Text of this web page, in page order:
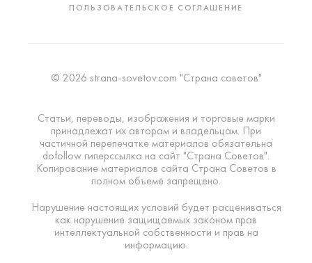
ПОЛЬЗОВАТЕЛЬСКОЕ СОГЛАШЕНИЕ
© 2026 strana-sovetov.com "Страна советов"
Статьи, переводы, изображения и торговые марки
принадлежат их авторам и владельцам. При
частичной перепечатке материалов обязательна
dofollow гиперссылка на сайт "Страна Советов".
Копирование материалов сайта Страна Советов в
полном объеме запрещено.
Нарушение настоящих условий будет расцениваться
как нарушение защищаемых законом прав
интеллектуальной собственности и прав на
информацию.